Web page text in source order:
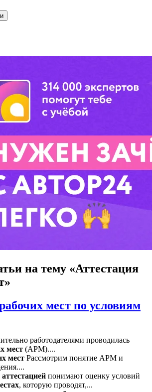
на тему «Аттестация
мест по условиям
работодателями проводилась
мест (АРМ)....
мест Рассмотрим понятие АРМ и
аттестацией понимают оценку условий
, которую проводят,...